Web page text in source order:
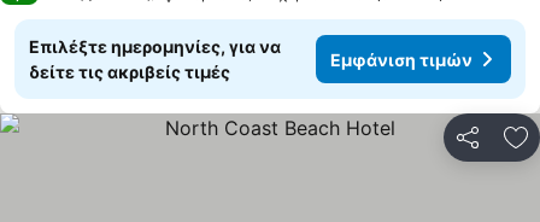
Επιλέξτε ημερομηνίες, για να
δείτε τις ακριβείς τιμές
Εμφάνιση τιμών